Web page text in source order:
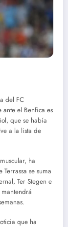
del FC
el Benfica es
que se había
a la lista de
ha
se suma
Ter Stegen e
que ha